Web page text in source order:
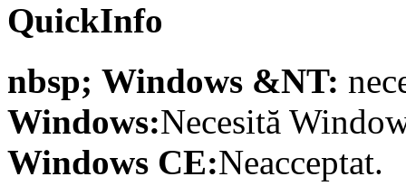
QuickInfo
nbsp; Windows &NT:
Windows:Necesită
Windows CE:Neacceptat.